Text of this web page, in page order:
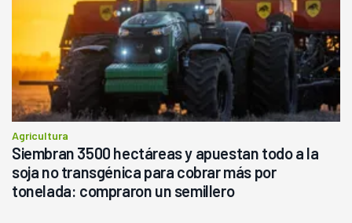
Agricultura
Siembran 3500 hectáreas y apuestan todo a la
soja no transgénica para cobrar más por
tonelada: compraron un semillero